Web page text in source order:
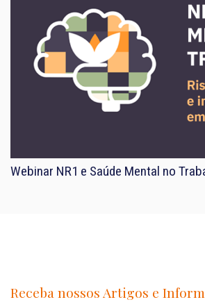
Webinar NR1 e Saúde Mental no
Receba nossos Artigos e